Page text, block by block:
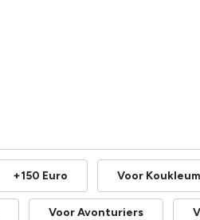
+150 Euro Voor
Voor Avonturiers